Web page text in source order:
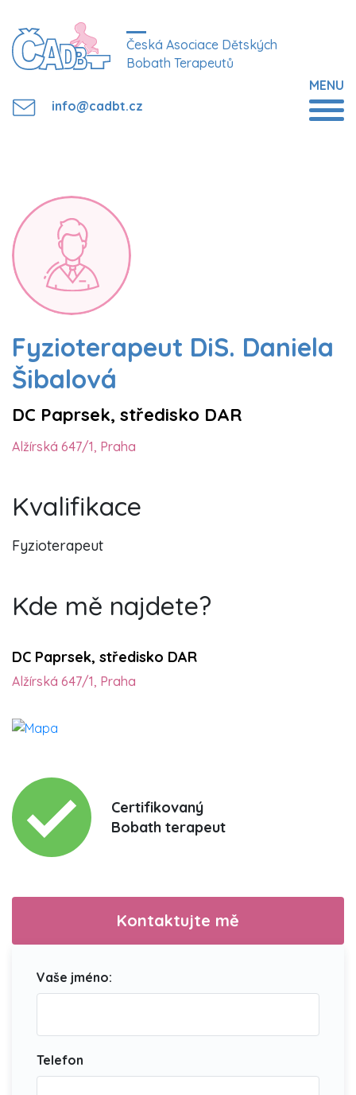
Česká Asociace Dětských
Bobath Terapeutů
info@cadbt.cz
MENU
Fyzioterapeut DiS. Daniela
Šibalová
DC Paprsek, středisko DAR
Alžírská 647/1, Praha
Kvalifikace
Fyzioterapeut
Kde mě najdete?
DC Paprsek, středisko DAR
Alžírská 647/1, Praha
Certifikovaný
Bobath terapeut
Kontaktujte mě
Vaše jméno:
Telefon